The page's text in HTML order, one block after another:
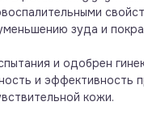
зуда и
и одобрен
и эффективность
кожи.